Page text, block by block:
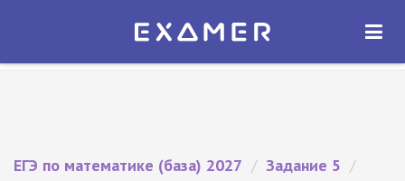
Экзамер — ЕГЭ 2027
ОТКРЫТЬ
ЕГЭ по математике (база) 2027 / Задание 5 /